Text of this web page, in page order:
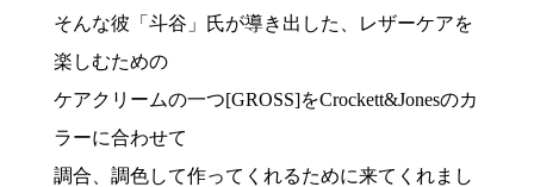
そんな彼「斗谷」氏が導き出した、レザーケアを
楽しむための
ケアクリームの一つ[GROSS]をCrockett&Jonesのカ
ラーに合わせて
調合、調色して作ってくれるために来てくれまし